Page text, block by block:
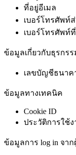
ที่อยู่อีเมล
เบอร์โทรศัพท์
เบอร์โทรศัพท์
ข้อมูลเกี่ยวกับธุรกรร
เลขบัญชีธนาค
ข้อมูลทางเทคนิค
Cookie ID
ประวัติการใช้ง
ข้อมูลการ log in จา